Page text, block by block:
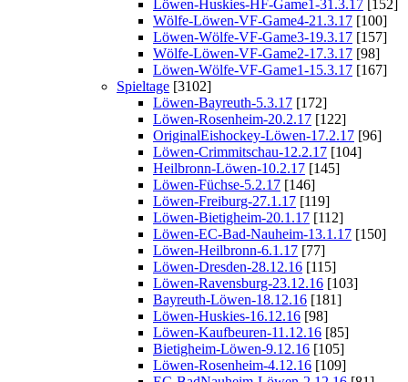
Löwen-Huskies-HF-Game1-31.3.17 [152]
Wölfe-Löwen-VF-Game4-21.3.17 [100]
Löwen-Wölfe-VF-Game3-19.3.17 [157]
Wölfe-Löwen-VF-Game2-17.3.17 [98]
Löwen-Wölfe-VF-Game1-15.3.17 [167]
Spieltage [3102]
Löwen-Bayreuth-5.3.17 [172]
Löwen-Rosenheim-20.2.17 [122]
OriginalEishockey-Löwen-17.2.17 [96]
Löwen-Crimmitschau-12.2.17 [104]
Heilbronn-Löwen-10.2.17 [145]
Löwen-Füchse-5.2.17 [146]
Löwen-Freiburg-27.1.17 [119]
Löwen-Bietigheim-20.1.17 [112]
Löwen-EC-Bad-Nauheim-13.1.17 [150]
Löwen-Heilbronn-6.1.17 [77]
Löwen-Dresden-28.12.16 [115]
Löwen-Ravensburg-23.12.16 [103]
Bayreuth-Löwen-18.12.16 [181]
Löwen-Huskies-16.12.16 [98]
Löwen-Kaufbeuren-11.12.16 [85]
Bietigheim-Löwen-9.12.16 [105]
Löwen-Rosenheim-4.12.16 [109]